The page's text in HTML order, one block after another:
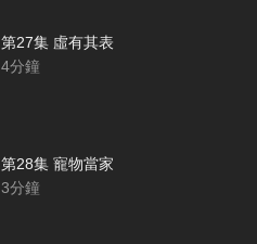
第27集 虛有其表
4分鐘
第28集 寵物當家
3分鐘